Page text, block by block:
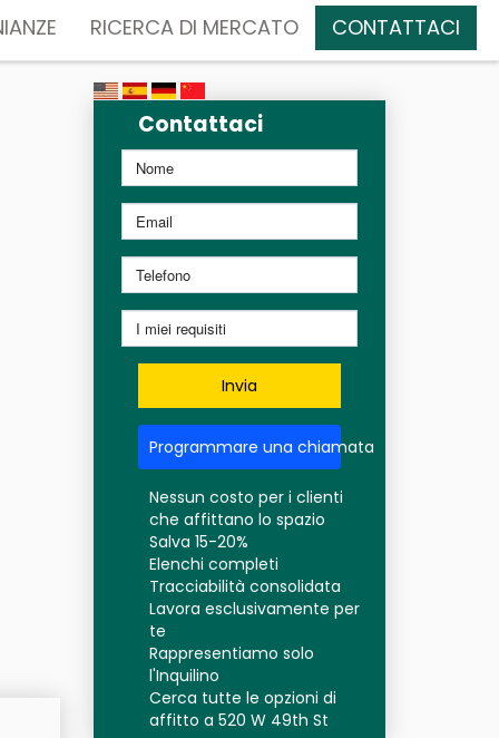
RICERCA DI MERCATO CONTATTACI
Contattaci
Invia
Programmare una chiamata
Nessun costo per i clienti
che affittano lo spazio
Salva 15-20%
Elenchi completi
Tracciabilità consolidata
Lavora esclusivamente per
te
Rappresentiamo solo
l'Inquilino
Cerca tutte le opzioni di
affitto a 520 W 49th St